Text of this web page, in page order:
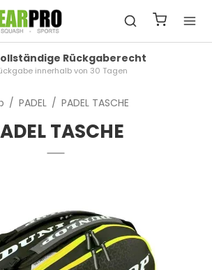
Auswahl
größte Auswahl an Squash
/ PADEL / PADEL TASCHE
TASCHE